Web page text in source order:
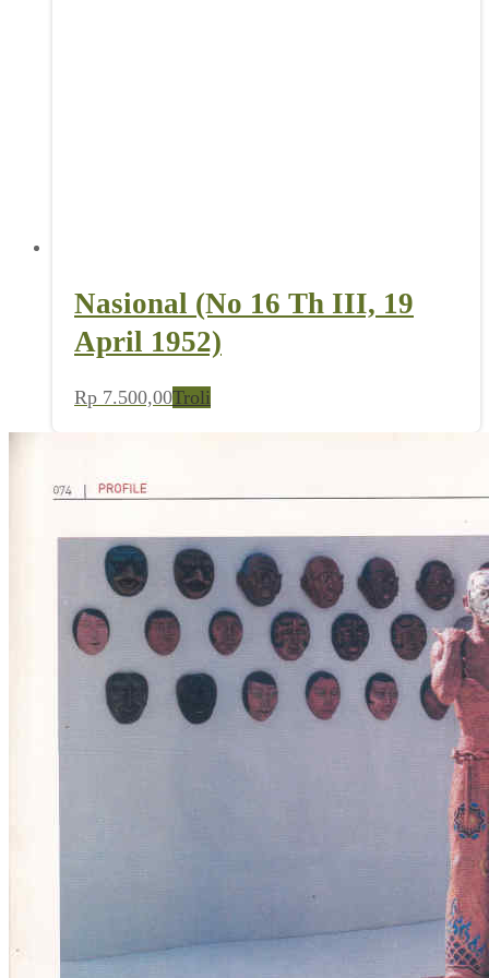
Nasional (No 16 Th III, 19
April 1952)
Rp 7.500,00Troli